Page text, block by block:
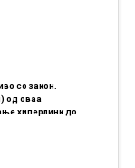
со закон.
од оваа
хиперлинк до